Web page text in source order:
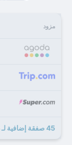
مزود
45 صفقة إضافية لـ دي 8 هوتل